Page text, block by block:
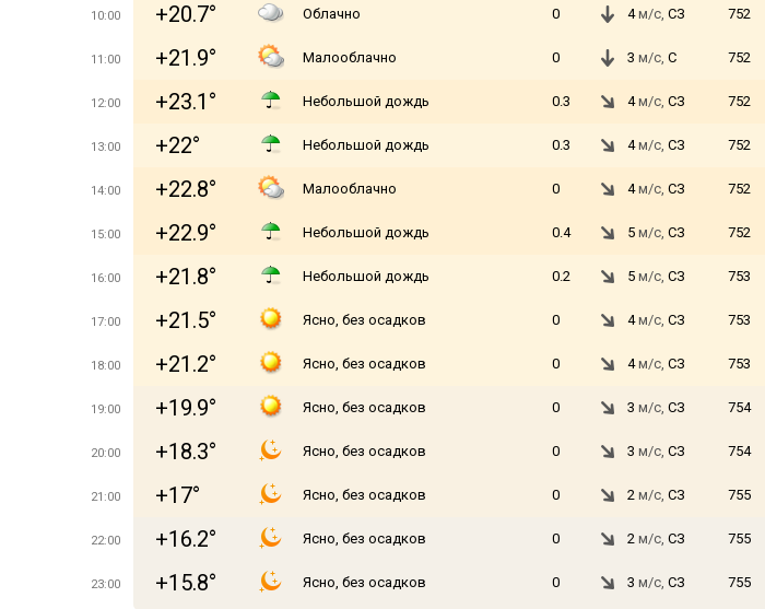
10:00 +20.7° Облачно 0 4м/с, СЗ 752
11:00 +21.9° Малооблачно 0 3 м/с, С 752
12:00 +23.1° Небольшой дождь 0.3 4м/с, СЗ 752
13:00 +22° Небольшой дождь 0.3 4м/с, СЗ 752
14:00 +22.8° Малооблачно 0 4м/с, СЗ 752
15:00 +22.9° Небольшой дождь 0.4 5 м/с, СЗ 752
16:00 +21.8° Небольшой дождь 0.2 5 м/с, СЗ 753
17:00 +21.5° Ясно, без осадков 0 4м/с, СЗ 753
18:00 +21.2° Ясно, без осадков 0 4м/с, СЗ 753
19:00 +19.9° Ясно, без осадков 0 3 м/с, СЗ 754
20:00 +18.3° Ясно, без осадков 0 3 м/с, СЗ 754
21:00 +17° Ясно, без осадков 0 2 м/с, СЗ 755
22:00 +16.2° Ясно, без осадков 0 2 м/с, СЗ 755
23:00 +15.8° Ясно, без осадков 0 3 м/с, СЗ 755